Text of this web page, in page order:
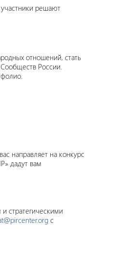
решают
отношений, стать
России.
направляет на конкурс
дадут вам
стратегическими
с